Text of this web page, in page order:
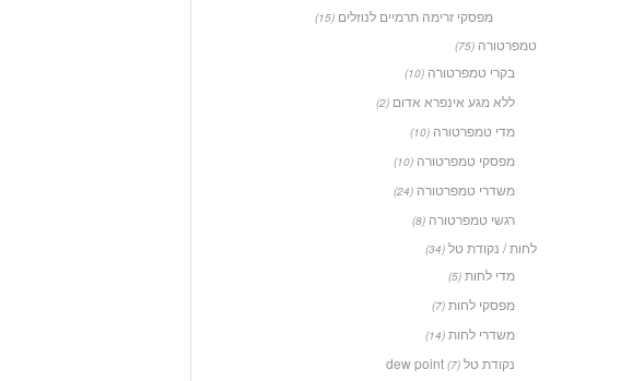
מפסקי זרימה תרמיים לנוזלים (15)
טמפרטורה (75)
בקרי טמפרטורה (10)
ללא מגע אינפרא אדום (2)
מדי טמפרטורה (10)
מפסקי טמפרטורה (10)
משדרי טמפרטורה (24)
רגשי טמפרטורה (8)
לחות / נקודת טל (34)
מדי לחות (5)
מפסקי לחות (7)
משדרי לחות (14)
נקודת טל dew point (7)